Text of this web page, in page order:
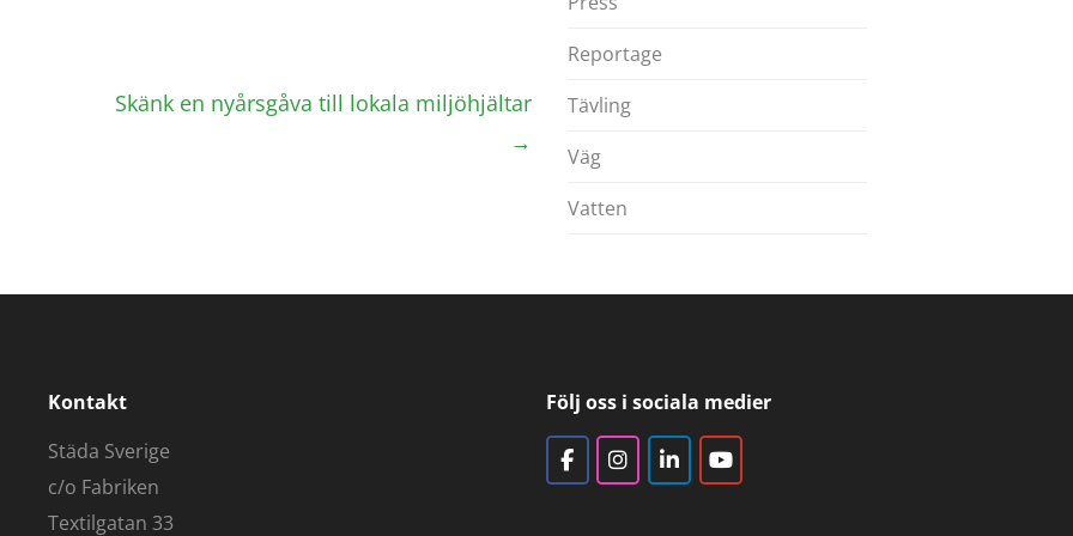
Skänk en nyårsgåva till lokala miljöhjältar
→
Reportage
Tävling
Väg
Vatten
Kontakt
Städa Sverige
c/o Fabriken
Textilgatan 33
Följ oss i sociala medier